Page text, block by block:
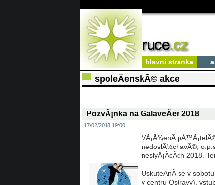
hlavní stránka
spoleÄenskÃ© akce
PozvÃ¡nka na GalaveÄer 2018
17/02/2018 19:00
VÃ¡Å¾enÃ­
nedoslÃ½chavÃ©,
neslyÅ¡Ã­cÃ­ch 2018.
UskuteÄnÃ­ se v
v centru Ostravy),